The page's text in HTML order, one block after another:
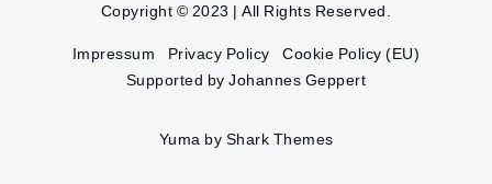
Copyright © 2023 | All Rights Reserved.
Impressum Privacy Policy
Cookie Policy (EU)
Supported by Johannes Geppert
Yuma by Shark Themes